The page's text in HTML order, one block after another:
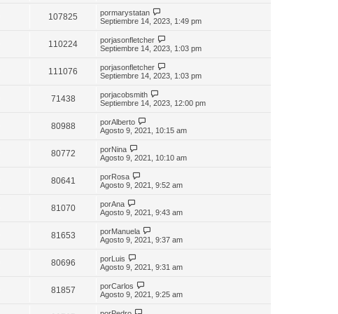
107825 pormarystatan
Septiembre 14, 2023, 1:49 pm
110224 porjasonfletcher
Septiembre 14, 2023, 1:03 pm
111076 porjasonfletcher
Septiembre 14, 2023, 1:03 pm
71438 porjacobsmith
Septiembre 14, 2023, 12:00 pm
80988 porAlberto
Agosto 9, 2021, 10:15 am
80772 porNina
Agosto 9, 2021, 10:10 am
80641 porRosa
Agosto 9, 2021, 9:52 am
81070 porAna
Agosto 9, 2021, 9:43 am
81653 porManuela
Agosto 9, 2021, 9:37 am
80696 porLuis
Agosto 9, 2021, 9:31 am
81857 porCarlos
Agosto 9, 2021, 9:25 am